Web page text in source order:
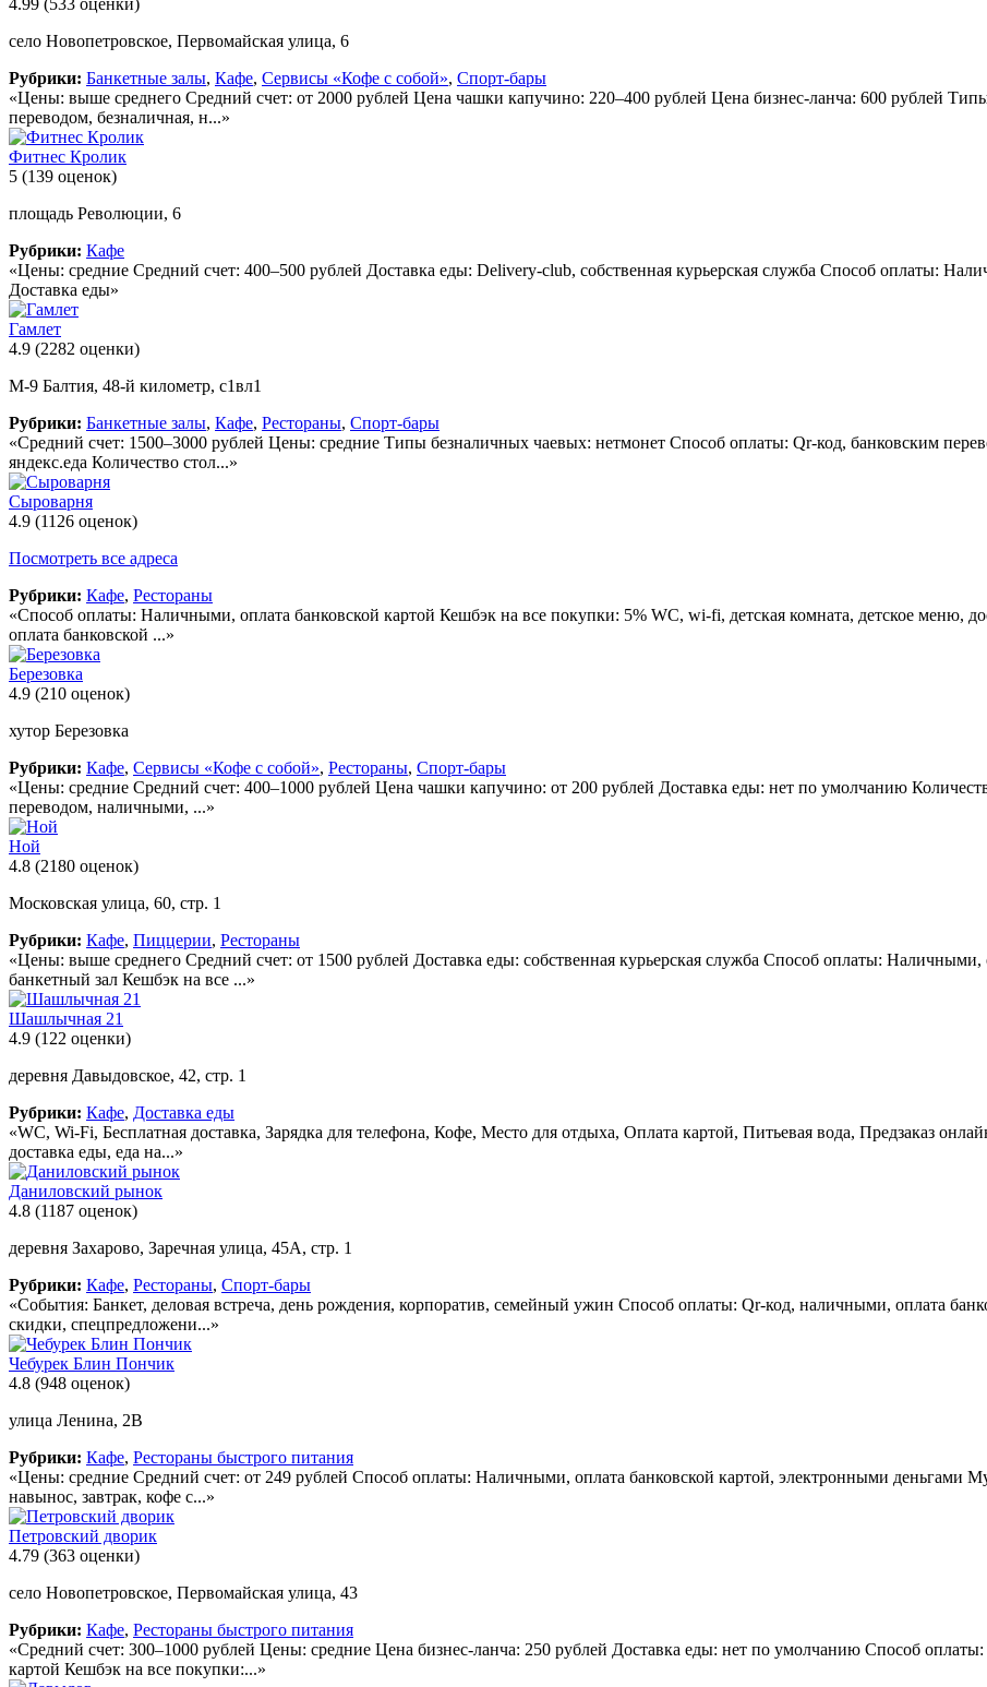
село Новопетровское, Первомайская улица, 6
Рубрики: Банкетные залы, Кафе, Сервисы «Кофе с собой», Спорт-бары
«Цены: выше среднего Средний счет: от 2000 рублей Цена чашки капучино: 220–400 рублей Цена бизнес-ланча: 600 рублей
переводом, безналичная, н...»
Фитнес Кролик
5 (139 оценок)
площадь Революции, 6
Рубрики: Кафе
«Цены: средние Средний счет: 400–500 рублей Доставка еды: Delivery-club, собственная курьерская служба Способ оплаты:
Доставка еды»
Гамлет
4.9 (2282 оценки)
М-9 Балтия, 48-й километр, с1вл1
Рубрики: Банкетные залы, Кафе, Рестораны, Спорт-бары
«Средний счет: 1500–3000 рублей Цены: средние Типы безналичных чаевых: нетмонет Способ оплаты: Qr-код, банковским
яндекс.еда Количество стол...»
Сыроварня
4.9 (1126 оценок)
Посмотреть все адреса
Рубрики: Кафе, Рестораны
«Способ оплаты: Наличными, оплата банковской картой Кешбэк на все покупки: 5% WC, wi-fi, детская комната, детское меню,
оплата банковской ...»
Березовка
4.9 (210 оценок)
хутор Березовка
Рубрики: Кафе, Сервисы «Кофе с собой», Рестораны, Спорт-бары
«Цены: средние Средний счет: 400–1000 рублей Цена чашки капучино: от 200 рублей Доставка еды: нет по умолчанию
переводом, наличными, ...»
Ной
4.8 (2180 оценок)
Московская улица, 60, стр. 1
Рубрики: Кафе, Пиццерии, Рестораны
«Цены: выше среднего Средний счет: от 1500 рублей Доставка еды: собственная курьерская служба Способ оплаты: Наличными,
банкетный зал Кешбэк на все ...»
Шашлычная 21
4.9 (122 оценки)
деревня Давыдовское, 42, стр. 1
Рубрики: Кафе, Доставка еды
«WC, Wi-Fi, Бесплатная доставка, Зарядка для телефона, Кофе, Место для отдыха, Оплата картой, Питьевая вода, Предзаказ
доставка еды, еда на...»
Даниловский рынок
4.8 (1187 оценок)
деревня Захарово, Заречная улица, 45А, стр. 1
Рубрики: Кафе, Рестораны, Спорт-бары
«События: Банкет, деловая встреча, день рождения, корпоратив, семейный ужин Способ оплаты: Qr-код, наличными, оплата
скидки, спецпредложени...»
Чебурек Блин Пончик
4.8 (948 оценок)
улица Ленина, 2В
Рубрики: Кафе, Рестораны быстрого питания
«Цены: средние Средний счет: от 249 рублей Способ оплаты: Наличными, оплата банковской картой, электронными деньгами
навынос, завтрак, кофе с...»
Петровский дворик
4.79 (363 оценки)
село Новопетровское, Первомайская улица, 43
Рубрики: Кафе, Рестораны быстрого питания
«Средний счет: 300–1000 рублей Цены: средние Цена бизнес-ланча: 250 рублей Доставка еды: нет по умолчанию Способ
картой Кешбэк на все покупки:...»